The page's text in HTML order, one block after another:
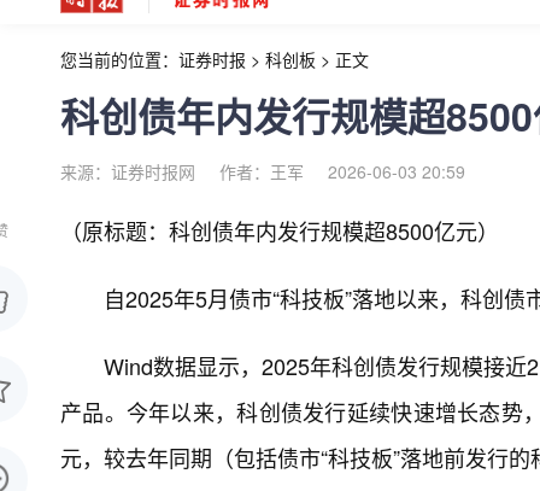
您当前的位置： 证券时报 > 科创板 > 正文
科创债年内发行规模超
来源：证券时报网 作者：王军 2026-06-03 20:59
（原标题：科创债年内发行规模超8500亿元）
自2025年5月债市“科技板”落地以来，科创
Wind数据显示，2025年科创债发行规模接
产品。今年以来，科创债发行延续快速增长态
元，较去年同期（包括债市“科技板”落地前发行